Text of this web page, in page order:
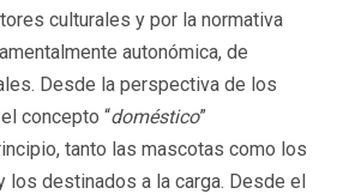
culturales y por la normativa
autonómica, de
Desde la perspectiva de los
concepto “doméstico”
tanto las mascotas como los
los destinados a la carga. Desde el